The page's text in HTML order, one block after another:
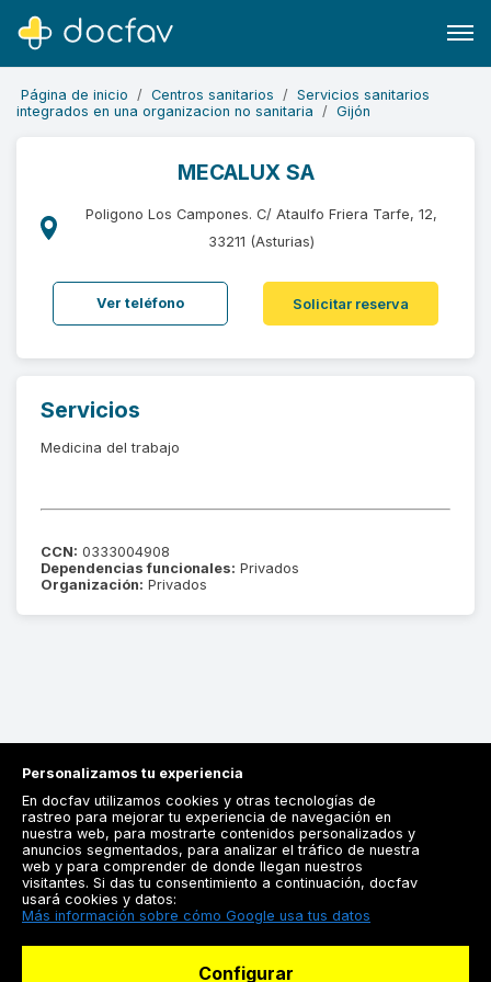
Software para clínicas
Soporte
¿Eres un doctor?
Página de inicio Centros sanitarios
Servicios sanitarios
integrados en una organizacion no sanitaria
Gijón
MECALUX SA
Poligono Los Campones. C/ Ataulfo Friera Tarfe, 12,
33211 (Asturias)
Ver teléfono Solicitar reserva
Servicios
Medicina del trabajo
CCN: 0333004908
Dependencias funcionales: Privados
Organización: Privados
Registrarse
Docfav
Personalizamos tu experiencia
En docfav utilizamos cookies y otras tecnologías de
rastreo para mejorar tu experiencia de navegación en
nuestra web, para mostrarte contenidos personalizados y
anuncios segmentados, para analizar el tráfico de nuestra
web y para comprender de donde llegan nuestros
visitantes. Si das tu consentimiento a continuación, docfav
usará cookies y datos:
Más información sobre cómo Google usa tus datos
Configurar